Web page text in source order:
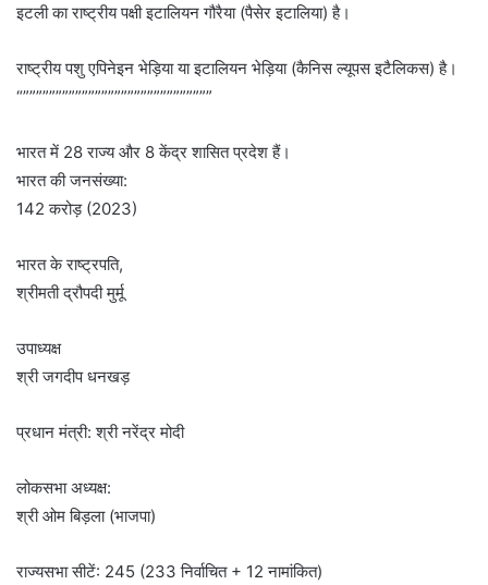
इटली का राष्ट्रीय पक्षी इटालियन गौरैया (पैसेर इटालिया) है।
राष्ट्रीय पशु एपिनेइन भेड़िया या इटालियन भेड़िया (कैनिस ल्यूपस इटैलिकस) है।
“”””””””””””””””””””””””””””””
भारत में 28 राज्य और 8 केंद्र शासित प्रदेश हैं।
भारत की जनसंख्या:
142 करोड़ (2023)
भारत के राष्ट्रपति,
श्रीमती द्रौपदी मुर्मू
उपाध्यक्ष
श्री जगदीप धनखड़
प्रधान मंत्री: श्री नरेंद्र मोदी
लोकसभा अध्यक्ष:
श्री ओम बिड़ला (भाजपा)
राज्यसभा सीटें: 245 (233 निर्वाचित + 12 नामांकित)